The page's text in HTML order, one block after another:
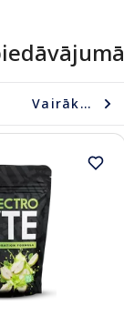
Vairāk...